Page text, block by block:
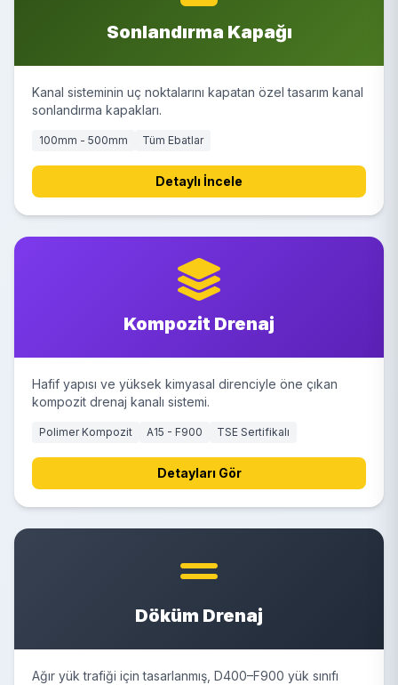
Sonlandırma Kapağı
Kanal sisteminin uç noktalarını kapatan özel tasarım kanal
sonlandırma kapakları.
100mm - 500mm Tüm Ebatlar
Detaylı İncele
Kompozit Drenaj
Hafif yapısı ve yüksek kimyasal direnciyle öne çıkan
kompozit drenaj kanalı sistemi.
Polimer Kompozit A15 - F900 TSE Sertifikalı
Detayları Gör
Döküm Drenaj
Ağır yük trafiği için tasarlanmış, D400–F900 yük sınıfı